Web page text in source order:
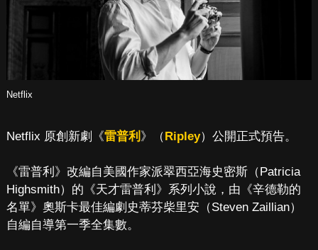
Netflix
Netflix 原創新劇《雷普利 》（ Ripley）公開正式預告。
《雷普利》改編自美國作家派翠西亞海史密斯（Patricia
Highsmith）的《天才雷普利》系列小說，由《辛德勒的
名單》奧斯卡最佳編劇史蒂芬柴里安（Steven Zaillian）
自編自導第一季全集數。